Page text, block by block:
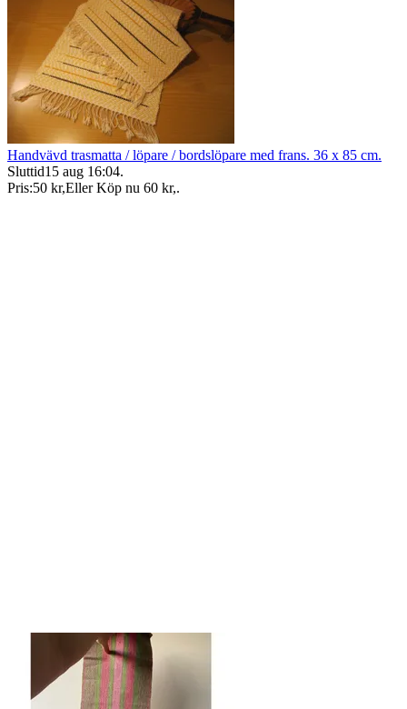
Handvävd trasmatta / löpare / bordslöpare med frans. 36 x 85 cm.
Sluttid15 aug 16:04.
Pris:50 kr,Eller Köp nu 60 kr,.